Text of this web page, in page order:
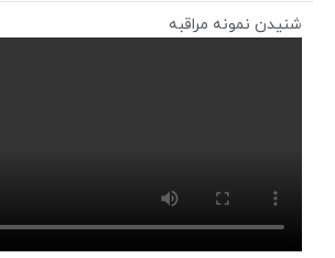
شنیدن نمونه مراقبه